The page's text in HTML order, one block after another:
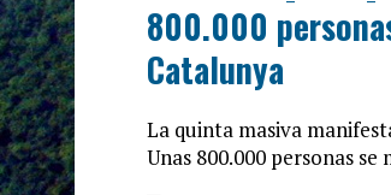
800.000
Catalunya
La quinta masiva
Unas 800.000 personas